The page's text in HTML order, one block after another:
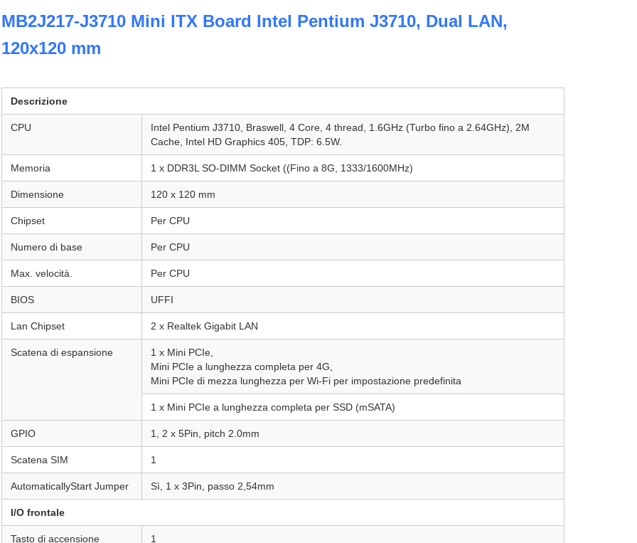
MB2J217-J3710 Mini ITX Board Intel Pentium J3710, Dual LAN,
120x120 mm
Descrizione
CPU
Intel Pentium J3710, Braswell, 4 Core, 4 thread, 1.6GHz (Turbo fino a 2.64GHz), 2M
Cache, Intel HD Graphics 405, TDP: 6.5W.
Memoria 1 x DDR3L SO-DIMM Socket ((Fino a 8G, 1333/1600MHz)
Dimensione 120 x 120 mm
Chipset Per CPU
Numero di base Per CPU
Max. velocità. Per CPU
BIOS UFFI
Lan Chipset 2 x Realtek Gigabit LAN
Scatena di espansione
1 x Mini PCIe,
Mini PCIe a lunghezza completa per 4G,
Mini PCIe di mezza lunghezza per Wi-Fi per impostazione predefinita
1 x Mini PCIe a lunghezza completa per SSD (mSATA)
GPIO 1, 2 x 5Pin, pitch 2.0mm
Scatena SIM 1
AutomaticallyStart Jumper Sì, 1 x 3Pin, passo 2,54mm
I/O frontale
Tasto di accensione 1